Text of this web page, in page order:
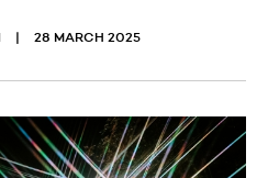
28 MARCH 2025